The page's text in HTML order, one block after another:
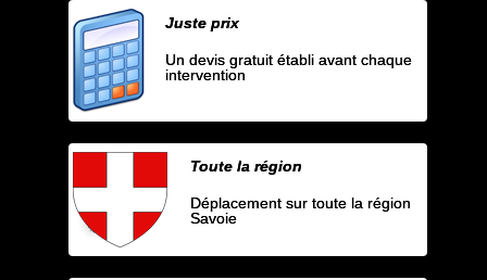
Juste prix
Un devis gratuit établi avant chaque
intervention
Toute la région
Déplacement sur toute la région
Savoie